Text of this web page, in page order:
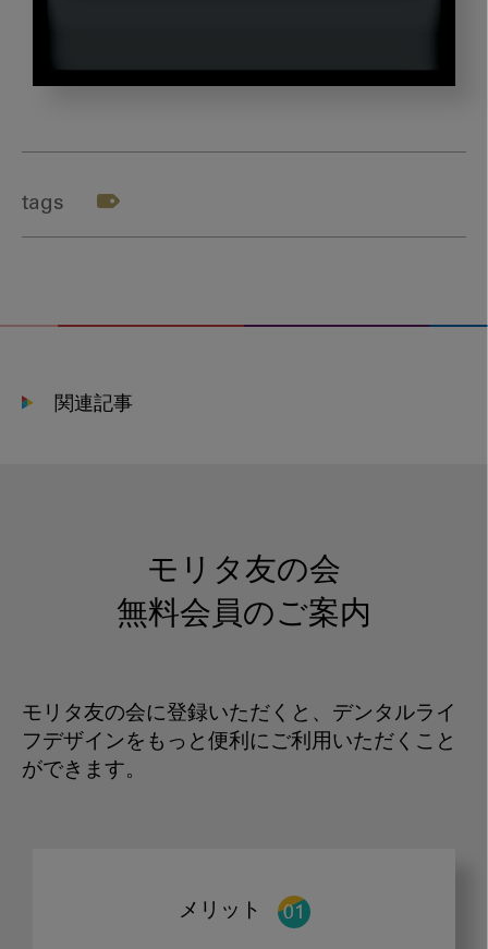
tags
関連記事
モリタ友の会
無料会員のご案内
モリタ友の会に登録いただくと、デンタルライ
フデザインをもっと便利にご利用いただくこと
ができます。
メリット